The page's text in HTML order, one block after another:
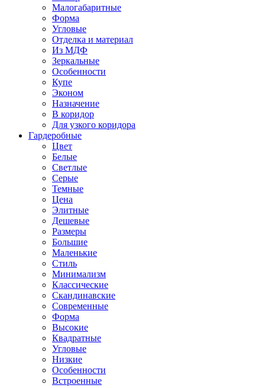
Малогабаритные
Форма
Угловые
Отделка и материал
Из МДФ
Зеркальные
Особенности
Купе
Эконом
Назначение
В коридор
Для узкого коридора
Гардеробные
Цвет
Белые
Светлые
Серые
Темные
Цена
Элитные
Дешевые
Размеры
Большие
Маленькие
Стиль
Минимализм
Классические
Скандинавские
Современные
Форма
Высокие
Квадратные
Угловые
Низкие
Особенности
Встроенные